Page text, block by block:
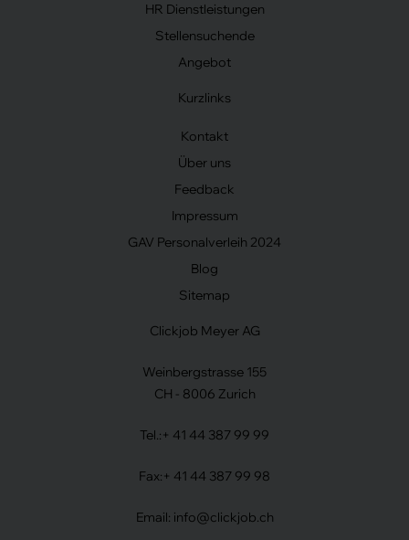
HR Dienstleistungen
Stellensuchende
Angebot
Kurzlinks
Kontakt
Über uns
Feedback
Impressum
GAV Personalverleih 2024
Blog
Sitemap
Clickjob Meyer AG
Weinbergstrasse 155
CH - 8006 Zurich
Tel.: + 41 44 387 99 99
Fax: + 41 44 387 99 98
Email: info@clickjob.ch